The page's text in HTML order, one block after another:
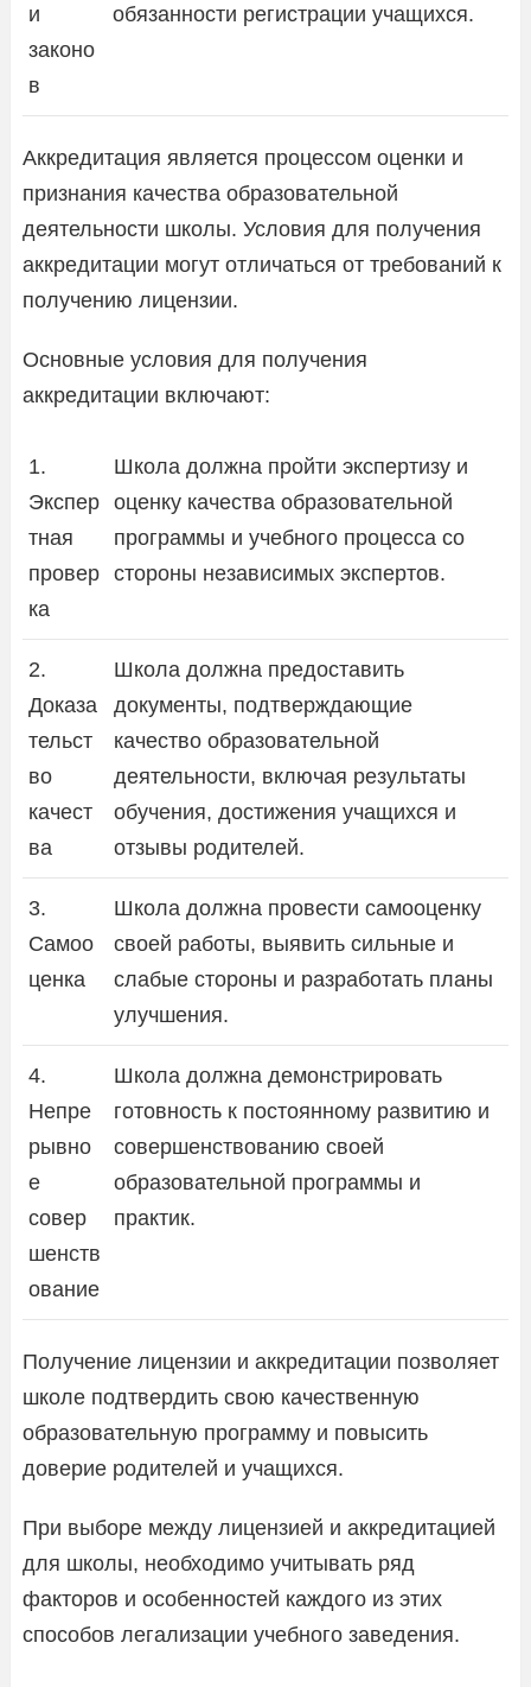
и
законо
в
обязанности регистрации учащихся.
Аккредитация является процессом оценки и
признания качества образовательной
деятельности школы. Условия для получения
аккредитации могут отличаться от требований к
получению лицензии.
Основные условия для получения
аккредитации включают:
1.
Экспер
тная
провер
ка
Школа должна пройти экспертизу и
оценку качества образовательной
программы и учебного процесса со
стороны независимых экспертов.
2.
Доказа
тельст
во
качест
ва
Школа должна предоставить
документы, подтверждающие
качество образовательной
деятельности, включая результаты
обучения, достижения учащихся и
отзывы родителей.
3.
Самоо
ценка
Школа должна провести самооценку
своей работы, выявить сильные и
слабые стороны и разработать планы
улучшения.
4.
Непре
рывно
е
совер
шенств
ование
Школа должна демонстрировать
готовность к постоянному развитию и
совершенствованию своей
образовательной программы и
практик.
Получение лицензии и аккредитации позволяет
школе подтвердить свою качественную
образовательную программу и повысить
доверие родителей и учащихся.
При выборе между лицензией и аккредитацией
для школы, необходимо учитывать ряд
факторов и особенностей каждого из этих
способов легализации учебного заведения.